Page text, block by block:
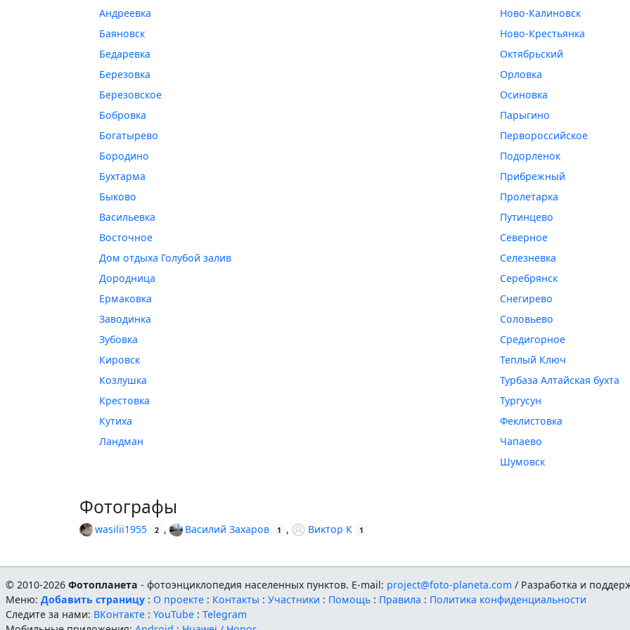
Андреевка
Баяновск
Бедаревка
Березовка
Березовское
Бобровка
Богатырево
Бородино
Бухтарма
Быково
Васильевка
Восточное
Дом отдыха Голубой залив
Дородница
Ермаковка
Заводинка
Зубовка
Кировск
Козлушка
Крестовка
Кутиха
Ландман
Ново-Калиновск
Ново-Крестьянка
Октябрьский
Орловка
Осиновка
Парыгино
Первороссийское
Подорленок
Прибрежный
Пролетарка
Путинцево
Северное
Селезневка
Серебрянск
Снегирево
Соловьево
Средигорное
Теплый Ключ
Турбаза Алтайская бухта
Тургусун
Феклистовка
Чапаево
Шумовск
Фотографы
wasilii1955 2 , Василий Захаров 1 , Виктор К 1
© 2010-2026Фотопланета - фотоэнциклопедия населенных пунктов. E-mail: project@foto-planeta.com / Разработка и
Меню:Добавить страницу : О проекте : Контакты :Участники : Помощь : Правила : Политика конфиденциальности
Следите за нами: ВКонтакте :YouTube :Telegram